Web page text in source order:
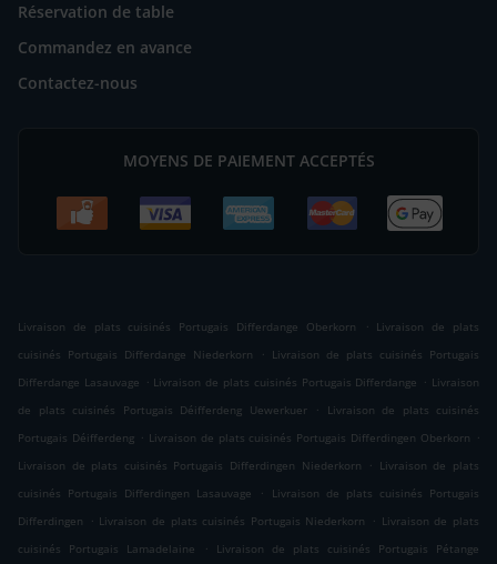
Réservation de table
Commandez en avance
Contactez-nous
MOYENS DE PAIEMENT ACCEPTÉS
Livraison de plats cuisinés Portugais Differdange Oberkorn . Livraison de plats
cuisinés Portugais Differdange Niederkorn
. Livraison de plats cuisinés Portugais
Differdange Lasauvage . Livraison de plats cuisinés Portugais Differdange . Livraison
de plats cuisinés Portugais Déifferdeng Uewerkuer
.
Livraison de plats cuisinés
Portugais Déifferdeng . Livraison de plats cuisinés Portugais Differdingen Oberkorn .
Livraison de plats cuisinés Portugais Differdingen Niederkorn
. Livraison de plats
cuisinés Portugais Differdingen Lasauvage
.
Livraison de plats cuisinés Portugais
Differdingen
. Livraison de plats cuisinés Portugais Niederkorn . Livraison de plats
cuisinés Portugais Lamadelaine
.
Livraison de plats cuisinés Portugais Pétange